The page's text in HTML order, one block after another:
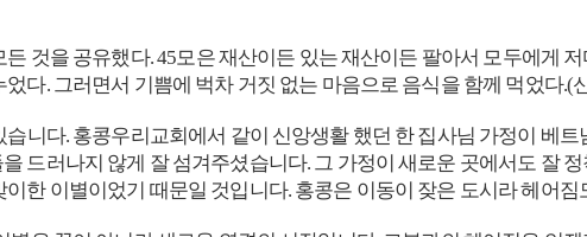
것을 공유했다. 45모은 재산이든 있는 재산이든 팔아서 모두에게
다. 그러면서 기쁨에 벅차 거짓 없는 마음으로 음식을 함께 먹었다.(
니다. 홍콩우리교회에서 같이 신앙생활 했던 한 집사님 가정이 베
드러나지 않게 잘 섬겨주셨습니다. 그 가정이 새로운 곳에서도 잘
한 이별이었기 때문일 것입니다. 홍콩은 이동이 잦은 도시라 헤어